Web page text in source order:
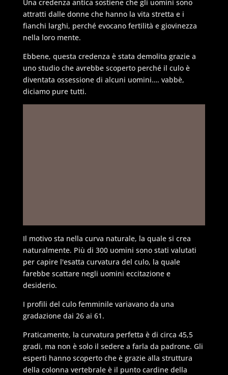
Una credenza antica sostiene che gli uomini sono
attratti dalle donne che hanno la vita stretta e i
fianchi larghi, perché evocano fertilità e giovinezza
nella loro mente.
Ebbene, questa credenza è stata demolita grazie a
uno studio che avrebbe scoperto perché il culo è
diventata ossessione di alcuni uomini…. vabbè,
diciamo pure tutti.
Il motivo sta nella curva naturale, la quale si crea
naturalmente. Più di 300 uomini sono stati valutati
per capire l'esatta curvatura del culo, la quale
farebbe scattare negli uomini eccitazione e
desiderio.
I profili del culo femminile variavano da una
gradazione dai 26 ai 61.
Praticamente, la curvatura perfetta è di circa 45,5
gradi, ma non è solo il sedere a farla da padrone. Gli
esperti hanno scoperto che è grazie alla struttura
della colonna vertebrale è il punto cardine della